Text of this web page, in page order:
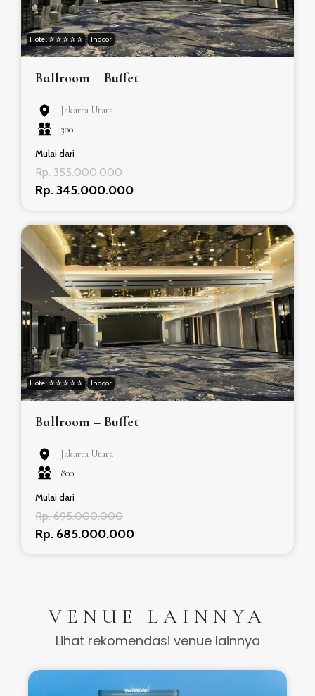
Hotel ✰ ✰ ✰ ✰ ✰ Indoor
Ballroom – Buffet
Jakarta Utara
300
Mulai dari
Rp. 355.000.000
Rp. 345.000.000
Hotel ✰ ✰ ✰ ✰ ✰ Indoor
Ballroom – Buffet
Jakarta Utara
800
Mulai dari
Rp. 695.000.000
Rp. 685.000.000
VENUE LAINNYA
Lihat rekomendasi venue lainnya